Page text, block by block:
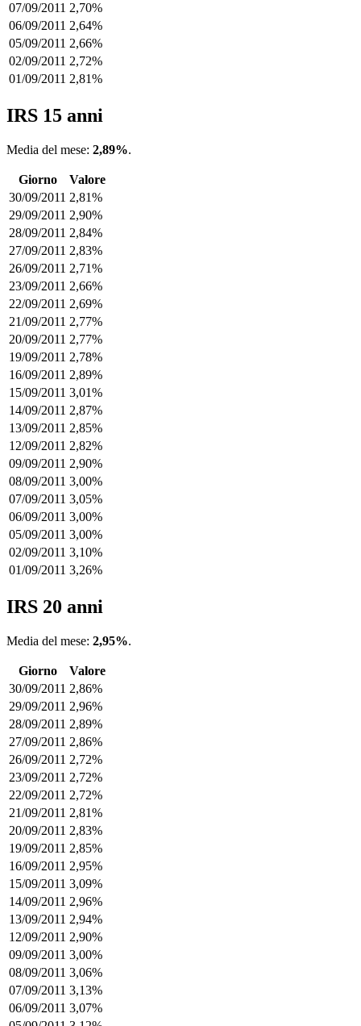
07/09/2011 2,70%
06/09/2011 2,64%
05/09/2011 2,66%
02/09/2011 2,72%
01/09/2011 2,81%
IRS 15 anni
Media del mese: 2,89%.
Giorno
Valore
30/09/2011 2,81%
29/09/2011 2,90%
28/09/2011 2,84%
27/09/2011 2,83%
26/09/2011 2,71%
23/09/2011 2,66%
22/09/2011 2,69%
21/09/2011 2,77%
20/09/2011 2,77%
19/09/2011 2,78%
16/09/2011 2,89%
15/09/2011 3,01%
14/09/2011 2,87%
13/09/2011 2,85%
12/09/2011 2,82%
09/09/2011 2,90%
08/09/2011 3,00%
07/09/2011 3,05%
06/09/2011 3,00%
05/09/2011 3,00%
02/09/2011 3,10%
01/09/2011 3,26%
IRS 20 anni
Media del mese: 2,95%.
Giorno
Valore
30/09/2011 2,86%
29/09/2011 2,96%
28/09/2011 2,89%
27/09/2011 2,86%
26/09/2011 2,72%
23/09/2011 2,72%
22/09/2011 2,72%
21/09/2011 2,81%
20/09/2011 2,83%
19/09/2011 2,85%
16/09/2011 2,95%
15/09/2011 3,09%
14/09/2011 2,96%
13/09/2011 2,94%
12/09/2011 2,90%
09/09/2011 3,00%
08/09/2011 3,06%
07/09/2011 3,13%
06/09/2011 3,07%